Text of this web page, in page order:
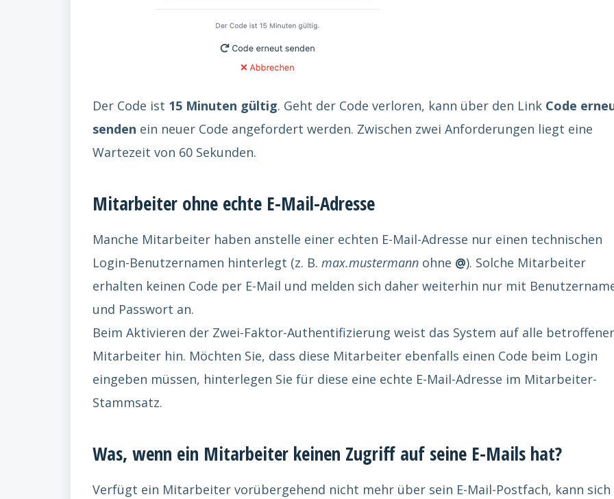
Der Code ist 15 Minuten gültig. Geht der Code verloren, kann über den Link Code
senden ein neuer Code angefordert werden. Zwischen zwei Anforderungen liegt eine
Wartezeit von 60 Sekunden.
Mitarbeiter ohne echte E-Mail-Adresse
Manche Mitarbeiter haben anstelle einer echten E-Mail-Adresse nur einen technischen
Login-Benutzernamen hinterlegt (z. B. max.mustermann ohne @). Solche Mitarbeiter
erhalten keinen Code per E-Mail und melden sich daher weiterhin nur mit
und Passwort an.
Beim Aktivieren der Zwei-Faktor-Authentifizierung weist das System auf alle
Mitarbeiter hin. Möchten Sie, dass diese Mitarbeiter ebenfalls einen Code beim Login
eingeben müssen, hinterlegen Sie für diese eine echte E-Mail-Adresse im Mitarbeiter-
Stammsatz.
Was, wenn ein Mitarbeiter keinen Zugriff auf seine E-Mails hat?
Verfügt ein Mitarbeiter vorübergehend nicht mehr über sein E-Mail-Postfach, kann sich